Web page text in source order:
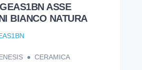
ASSE
BIANCO NATURA
● CERAMICA